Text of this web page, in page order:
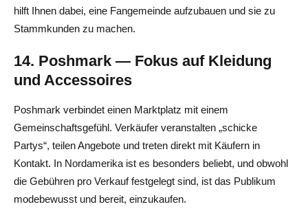
hilft Ihnen dabei, eine Fangemeinde aufzubauen und sie zu
Stammkunden zu machen.
14. Poshmark — Fokus auf Kleidung
und Accessoires
Poshmark verbindet einen Marktplatz mit einem
Gemeinschaftsgefühl. Verkäufer veranstalten „schicke
Partys“, teilen Angebote und treten direkt mit Käufern in
Kontakt. In Nordamerika ist es besonders beliebt, und obwohl
die Gebühren pro Verkauf festgelegt sind, ist das Publikum
modebewusst und bereit, einzukaufen.